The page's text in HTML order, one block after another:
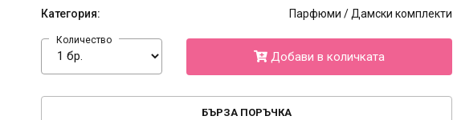
Категория:
Парфюми / Дамски комплекти
Количество
Добави в количката
БЪРЗА ПОРЪЧКА